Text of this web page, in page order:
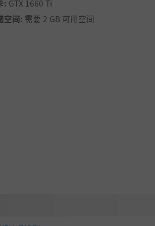
你还得把它化解掉。但是要小心，有些异
研究可能造成的任何伤害不承担任何责
: GTX 1660 Ti
空间: 需要 2 GB 可用空间